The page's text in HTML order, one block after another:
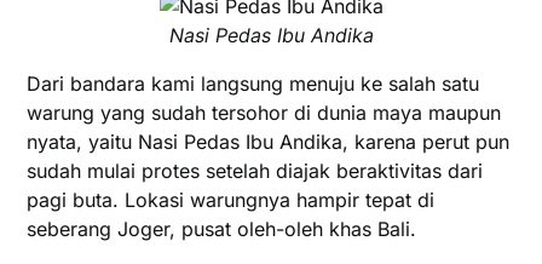
Nasi Pedas Ibu Andika
Dari bandara kami langsung menuju ke salah satu
warung yang sudah tersohor di dunia maya maupun
nyata, yaitu Nasi Pedas Ibu Andika, karena perut pun
sudah mulai protes setelah diajak beraktivitas dari
pagi buta. Lokasi warungnya hampir tepat di
seberang Joger, pusat oleh-oleh khas Bali.